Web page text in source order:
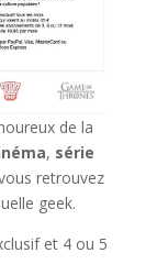
de la
, série
retrouvez
geek.
et 4 ou 5